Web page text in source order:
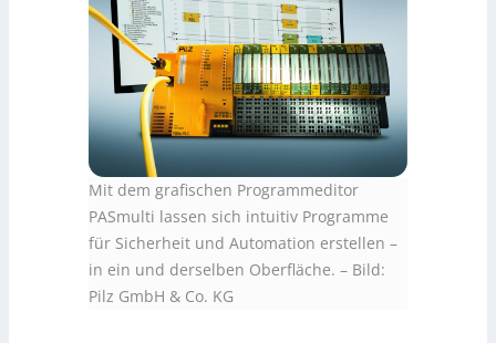
Mit dem grafischen Programmeditor
PASmulti lassen sich intuitiv Programme
für Sicherheit und Automation erstellen –
in ein und derselben Oberfläche. – Bild:
Pilz GmbH & Co. KG